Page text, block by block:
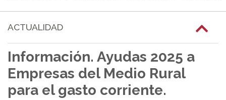
ACTUALIDAD
Información. Ayudas 2025 a
Empresas del Medio Rural
para el gasto corriente.